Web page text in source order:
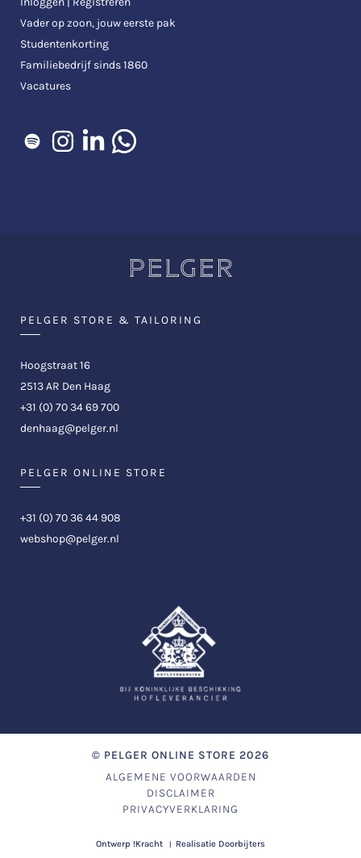
Vader op zoon, jouw eerste pak
Studentenkorting
Familiebedrijf sinds 1860
Vacatures
PELGER STORE & TAILORING
Hoogstraat 16
2513 AR Den Haag
+31 (0) 70 34 69 700
denhaag@pelger.nl
PELGER ONLINE STORE
+31 (0) 70 36 44 908
webshop@pelger.nl
© PELGER ONLINE STORE 2026
ALGEMENE VOORWAARDEN
DISCLAIMER
PRIVACYVERKLARING
Ontwerp !Kracht Realisatie Doorbijters